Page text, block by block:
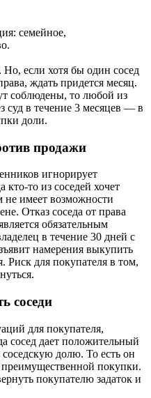
семейное,
если хотя бы один сосед
ждать придется месяц.
соблюдены, то любой из
суд в течение 3 месяцев — в
доли.
продажи
игнорирует
кто-то из соседей хочет
не имеет возможности
Отказ соседа от права
обязательным
в течение 30 дней с
намерения выкупить
Риск для покупателя в том,
соседи
для покупателя,
сосед дает положительный
долю. То есть он
преимущественной покупки.
покупателю задаток и